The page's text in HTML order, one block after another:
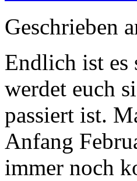
Geschrieben
Endlich ist es
werdet euch
passiert ist.
Anfang
immer noch